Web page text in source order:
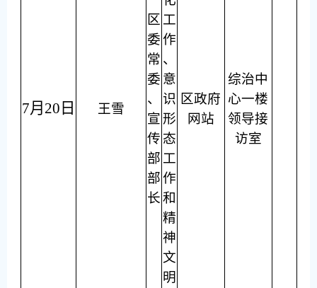
7月20日 王雪
区
委
常
委
、
宣
传
部
部
长
工
作
、
意
识
形
态
工
作
和
精
神
文
明
区政府
网站
综治中
心一楼
领导接
访室